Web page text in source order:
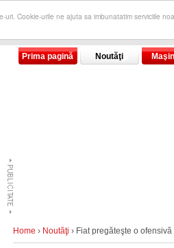
uri. Cookie-urile ne ajuta sa imbunatatim serviciile
Prima pagină Noutăţi
Home › Noutăţi › Fiat pregăteşte o